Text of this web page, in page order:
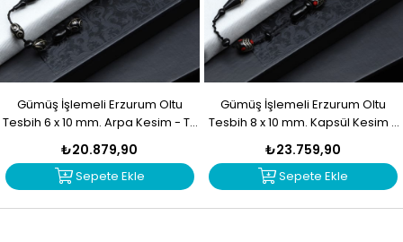
Gümüş İşlemeli Erzurum Oltu
Tesbih 6 x 10 mm. Arpa Kesim - T-
1916
₺20.879,90
Sepete Ekle
Gümüş İşlemeli Erzurum Oltu
Tesbih 8 x 10 mm. Kapsül Kesim -
T-1915
₺23.759,90
Sepete Ekle